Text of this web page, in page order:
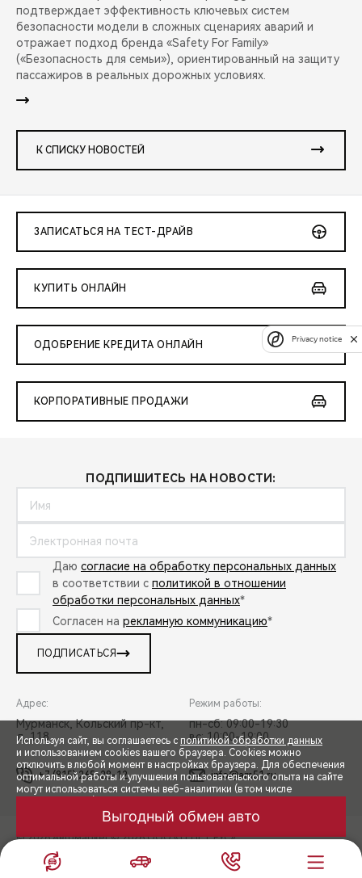
СПЕЦПРЕДЛОЖЕНИЯ
ЗАПИСЬ НА ТЕСТ-ДРАЙВ
подтверждает эффективность ключевых систем
безопасности модели в сложных сценариях аварий и
отражает подход бренда «Safety For Family»
(«Безопасность для семьи»), ориентированный на защиту
пассажиров в реальных дорожных условиях.
К СПИСКУ НОВОСТЕЙ
ЗАПИСАТЬСЯ НА ТЕСТ-ДРАЙВ
КУПИТЬ ОНЛАЙН
ОДОБРЕНИЕ КРЕДИТА ОНЛАЙН
КОРПОРАТИВНЫЕ ПРОДАЖИ
ПОДПИШИТЕСЬ НА НОВОСТИ:
Даю согласие на обработку персональных данных
в соответствии с политикой в отношении
обработки персональных данных*
Согласен на рекламную коммуникацию*
ПОДПИСАТЬСЯ
Адрес:
Мурманск, Кольский пр-кт,
д. 118
Режим работы:
пн-сб: 09:00-19:30
вс: 10:00-19:00
+7 (815) 265-28-12 info@am51.ru
© 2026 Автомаркет © 2026 ООО «ТЕНЕТ РУС»
ПРАВОВАЯ ИНФОРМАЦИЯ КЛИЕНТСКАЯ ПОДДЕРЖКА
Сделано в ПЕРКС
Используя сайт, вы соглашаетесь с политикой обработки данных
и использованием cookies вашего браузера. Cookies можно
отключить в любой момент в настройках браузера. Для обеспечения
оптимальной работы и улучшения пользовательского опыта на сайте
могут использоваться системы веб-аналитики (в том числе
с применением указанных технологий и размещением cookie-
ПРИНЯТЬ
Выгодный обмен авто
Privacy notice